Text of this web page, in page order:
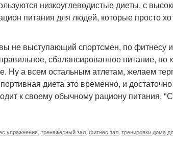
низкоуглеводистые диеты, с
питания для людей, которые просто
не выступающий спортсмен, по фитнесу
сбалансированное питание, по
Ну а всем остальным атлетам, желаем
диета это временно, и
к своему обычному рациону
упражнения тренажерный зал фитнес зал тренировки дома